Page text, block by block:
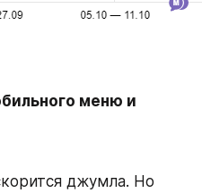
меню и
джумла. Но